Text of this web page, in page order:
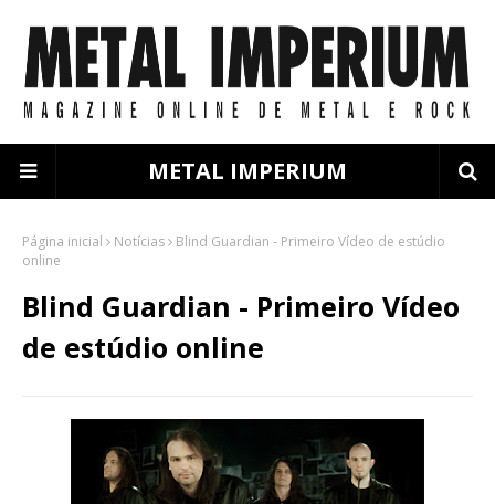
METAL IMPERIUM
Página inicial Notícias
Blind Guardian - Primeiro Vídeo de estúdio
online
Blind Guardian - Primeiro Vídeo
de estúdio online